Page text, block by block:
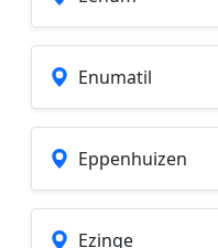
Enumatil
Eppenhuizen
Ezinge